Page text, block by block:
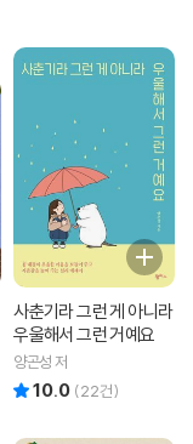
사춘기라 그런 게 아니라
우울해서 그런 거예요
양곤성 저
10.0 (22건)